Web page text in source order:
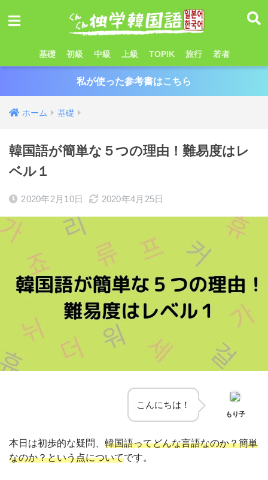
基礎 初級 中級 上級 TOPIK 旅行 若者
私が使った参考書はこちら
ホーム 基礎
韓国語が簡単な５つの理由！難易度はレ
ベル１
2020年2月10日 2020年4月25日
こんにちは！
もり子
本日は初歩的な疑問、 韓国語ってどんな言語なのか？簡単
なのか？という点についてです。